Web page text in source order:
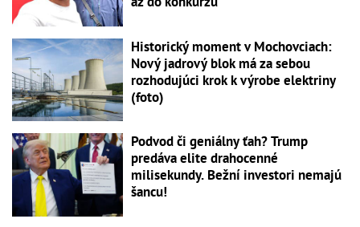
Historický moment v Mochovciach:
Nový jadrový blok má za sebou
rozhodujúci krok k výrobe elektriny
(foto)
Podvod či geniálny ťah? Trump
predáva elite drahocenné
milisekundy. Bežní investori nemajú
šancu!